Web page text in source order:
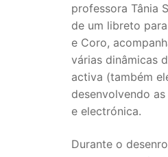
professora Tânia
de um libreto
e Coro,
várias dinâmicas
activa (também
desenvolvendo
e electrónica.
Durante o